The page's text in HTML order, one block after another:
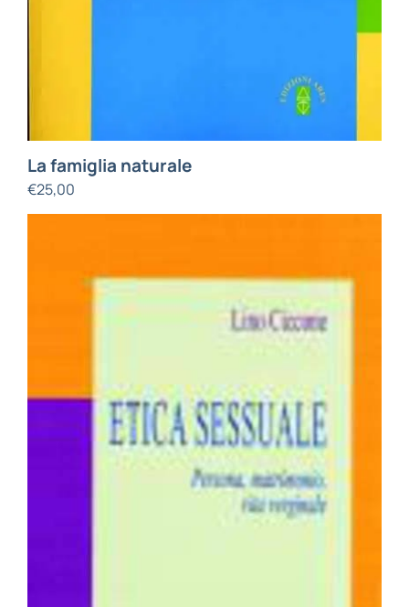
La famiglia naturale
€25,00